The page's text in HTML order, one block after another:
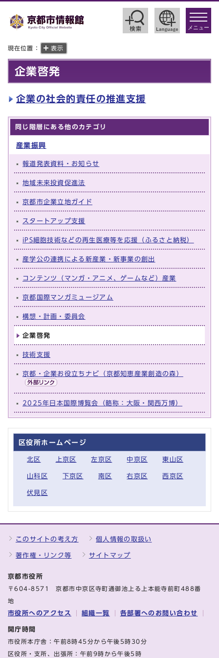
toggle
メニュー
現在位置： 表示
企業啓発
企業の社会的責任の推進支援
同じ階層にある他のカテゴリ
産業振興
報道発表資料・お知らせ
地域未来投資促進法
京都市企業立地ガイド
スタートアップ支援
iPS細胞技術などの再生医療等を応援（ふるさと納税）
産学公の連携による新産業・新事業の創出
コンテンツ（マンガ・アニメ、ゲームなど）産業
京都国際マンガミュージアム
構想・計画・委員会
企業啓発
技術支援
京都・企業お役立ちナビ（京都知恵産業創造の森）
2025年日本国際博覧会（略称：大阪・関西万博）
区役所ホームページ
北区 上京区 左京区 中京区 東山区
山科区 下京区 南区 右京区 西京区
伏見区
このサイトの考え方 個人情報の取扱い
著作権・リンク等 サイトマップ
京都市役所
〒604-8571 京都市中京区寺町通御池上る上本能寺前町488番
地
市役所へのアクセス 組織一覧 各部署へのお問い合わせ
開庁時間
市役所本庁舎：午前8時45分から午後5時30分
区役所・支所、出張所：午前9時から午後5時